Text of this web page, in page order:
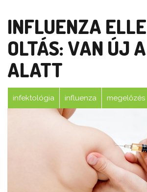
INFLUENZA
OLTÁS: VAN ÚJ
ALATT
infektológia influenza megelőzés